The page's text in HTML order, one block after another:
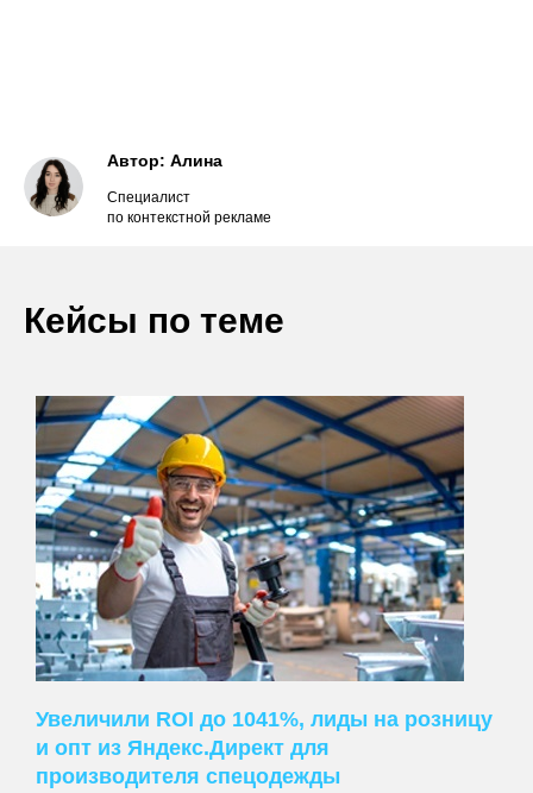
Автор: Алина
Специалист
по контекстной рекламе
Кейсы по теме
Увеличили ROI до 1041%, лиды на розницу
и опт из Яндекс.Директ для
производителя спецодежды